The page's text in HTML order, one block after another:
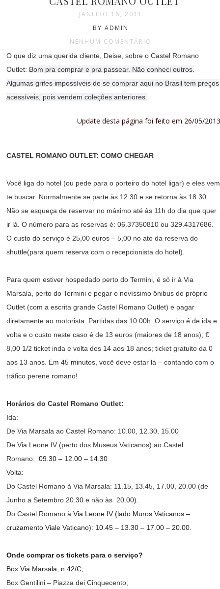
JANEIRO 16, 2011
BY ADMIN
NENHUM COMENTÁRIO
O que diz uma querida cliente, Deise, sobre o Castel Romano
Outlet: Bom pra comprar e pra passear. Não conheci outros.
Algumas grifes impossíveis de se comprar aqui no Brasil tem preços
acessíveis, pois vendem coleções anteriores.
Update desta página foi feito em 26/05/
CASTEL ROMANO OUTLET: COMO CHEGAR
Você liga do hotel (ou pede para o porteiro do hotel ligar) e eles vem
te buscar. Normalmente se parte às 12.30 e se retorna às 18.30.
Não se esqueça de reservar no máximo até às 11h do dia que quer
ir lá. O número para as reservas é: 06.37350810 ou 329.4317686.
O custo do serviço é 25,00 euros – 5,00 no ato da reserva do
shuttle(para quem reserva com o recepcionista do hotel).
Para quem estiver hospedado perto do Termini, é só ir à Via
Marsala, perto do Termini e pegar o novíssimo ônibus do próprio
Outlet (com a escrita grande Castel Romano Outlet) e pagar
diretamente ao motorista. Partidas das 10:00h. O serviço é de ida e
volta e o custo neste caso é de 13 euros (maiores de 18 anos); €
8,00 1/2 ticket inda e volta dos 14 aos 18 anos; ticket gratuito da 0
aos 13 anos. Em 45 minutos, você deve estar lá – contando com o
tráfico perene romano!
Horários do Castel Romano Outlet:
Ida:
De Via Marsala ao Castel Romano: 10.00, 12.30, 15.00
De Via Leone IV (perto dos Museus Vaticanos) ao Castel
Romano: 09.30 – 12.00 – 14.30
Volta:
Do Castel Romano à Via Marsala: 11.15, 13.45, 17.00, 20.00 (de
Junho a Setembro 20.30 e não às 20.00).
Do Castel Romano à Via Leone IV (lado Muros Vaticanos –
cruzamento Viale Vaticano): 10.45 – 13.30 – 17.00 – 20.00.
Onde comprar os tickets para o serviço?
Box Via Marsala, n.42/C;
Box Gentilini – Piazza dei Cinquecento;